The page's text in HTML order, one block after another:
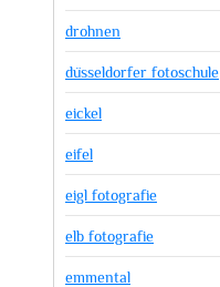
drohnen
düsseldorfer fotoschule
eickel
eifel
eigl fotografie
elb fotografie
emmental